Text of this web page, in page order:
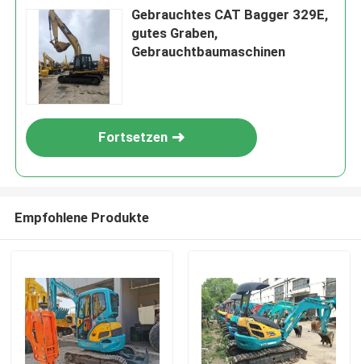
Gebrauchtes CAT Bagger 329E,
gutes Graben,
Gebrauchtbaumaschinen
Fortsetzen
Empfohlene Produkte